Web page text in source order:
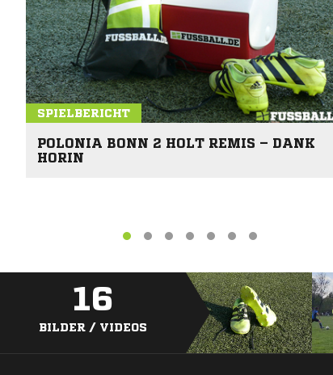
SPIELBERICHT
POLONIA BONN 2 HOLT REMIS – DANK
HORIN
16
BILDER / VIDEOS